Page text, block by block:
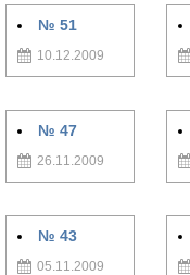
№ 51
10.12.2009
№ 47
26.11.2009
№ 43
05.11.2009